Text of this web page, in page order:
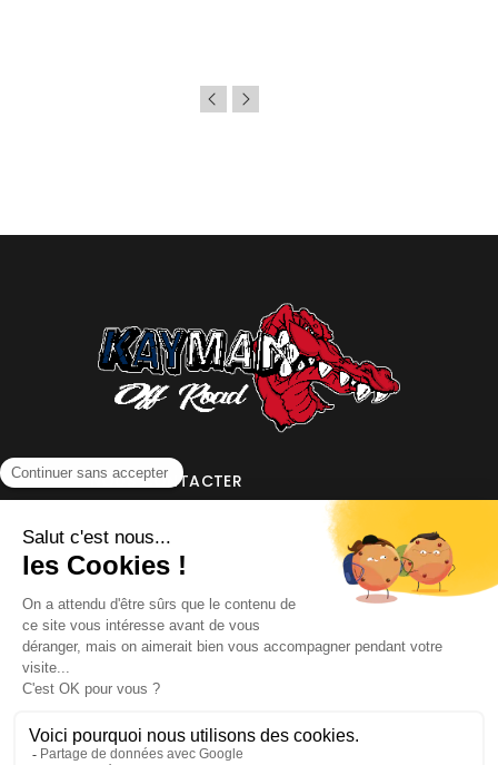
NOUS CONTACTER
INFORMATIONS
NOS PARTENAIRES
HORAIRES D'OUVERTURE